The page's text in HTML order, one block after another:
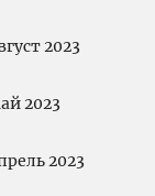
2023
2023
2023